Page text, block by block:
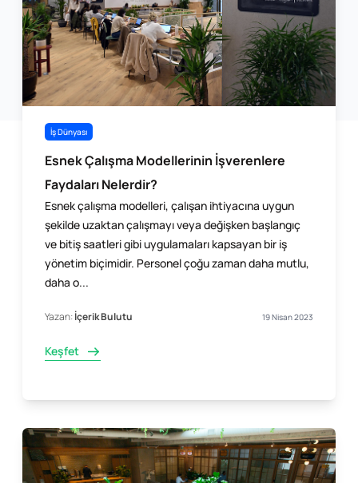
İş Dünyası
Esnek Çalışma Modellerinin İşverenlere
Faydaları Nelerdir?
Esnek çalışma modelleri, çalışan ihtiyacına uygun
şekilde uzaktan çalışmayı veya değişken başlangıç
ve bitiş ​saatleri gibi uygulamaları kapsayan bir iş
yönetim biçimidir. Personel çoğu zaman daha mutlu,
daha o...
Yazan:İçerik Bulutu 19 Nisan 2023
Keşfet